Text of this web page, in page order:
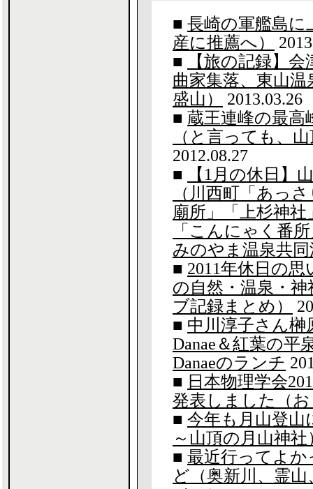
■ 長崎の軍艦島に
産に推薦へ）
■
【旅の記録】
曲家集落、東山
盛山）
2013.03.26
■ 蔵王連峰の最高
（と言っても、
2012.08.27
■
【1月の休日】
（川西町「あっ
廟所」「上杉神
「こんにゃく番
みのやま温泉共
■ 2011年休日の
の自然・温泉・
ブ記録まとめ）
■ 中川淳子さん
Danae＆紅葉の平
Danaeのランチ
■ 日本物理学会
発表しました（
■ 今年も月山登山
～山頂の月山神社
■ 最近行ってよか
ど（奥新川、霊